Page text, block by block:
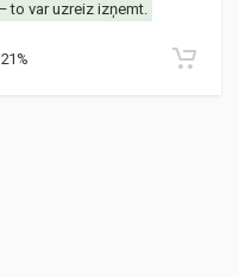
to var uzreiz izņemt.